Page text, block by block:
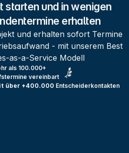
starten und in wenigen
erhalten
und erhalten sofort Termine
- mit unserem Best
as-a-Service Modell
als 100.000+
vereinbart
über +400.000 Entscheiderkontakten